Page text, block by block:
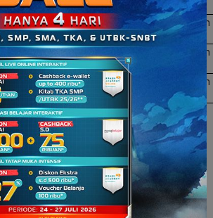
Mulai dari 430.000/bulan
& English Mulai dari 445.000/bulan
Math, & English Mulai dari 445.000/bulan
Ruangguru
mendaftar
kursusforkids. Konsultan pendidikan
Ayah dan Bunda, kemudian si
trial classterlebih dahulu. Jangan
ini tidak dipungut biaya, sehingga Ayah